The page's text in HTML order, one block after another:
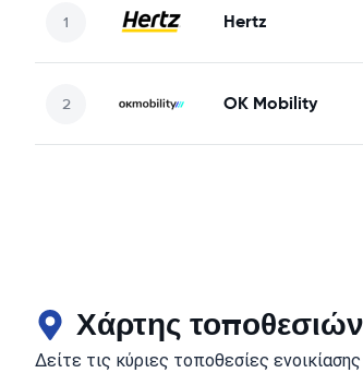
Hertz
OK Mobility
Χάρτης
Δείτε τις κύριες τοποθεσίες